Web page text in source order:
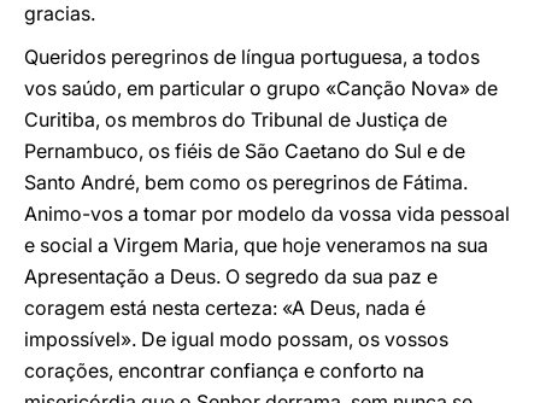
gracias.
Queridos peregrinos de língua portuguesa, a todos
vos saúdo, em particular o grupo «Canção Nova» de
Curitiba, os membros do Tribunal de Justiça de
Pernambuco, os fiéis de São Caetano do Sul e de
Santo André, bem como os peregrinos de Fátima.
Animo-vos a tomar por modelo da vossa vida pessoal
e social a Virgem Maria, que hoje veneramos na sua
Apresentação a Deus. O segredo da sua paz e
coragem está nesta certeza: «A Deus, nada é
impossível». De igual modo possam, os vossos
corações, encontrar confiança e conforto na